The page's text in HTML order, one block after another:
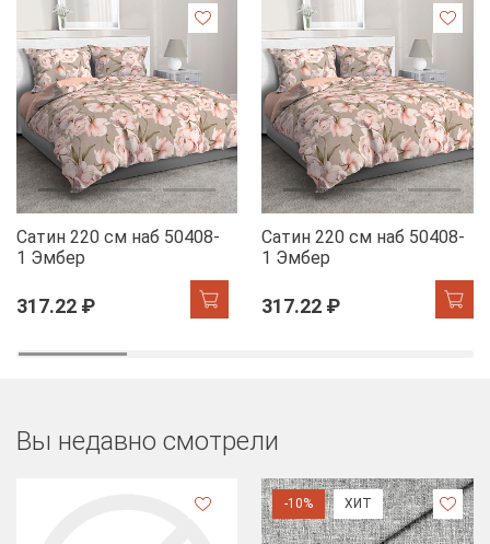
Сатин 220 см наб 50408-
1 Эмбер
317.22 ₽
Сатин 220 см наб 50408-
1 Эмбер
317.22 ₽
Вы недавно смотрели
-10% ХИТ